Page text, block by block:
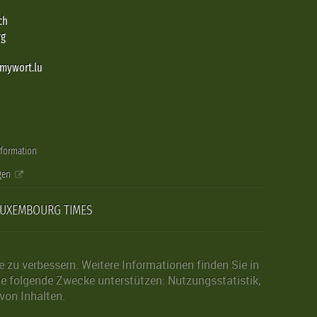
TIMES
verbessern. Weitere Informationen finden Sie in
folgende Zwecke unterstützen: Nutzungsstatistik,
Inhalten.